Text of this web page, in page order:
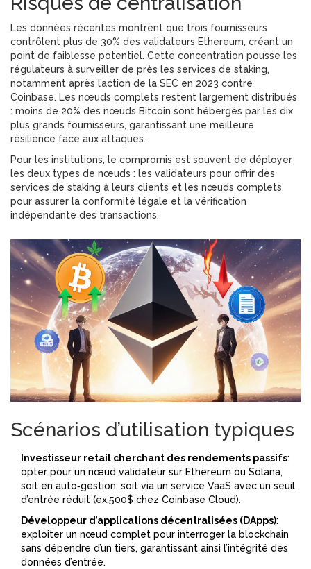
Les données récentes montrent que trois fournisseurs
contrôlent plus de 30% des validateurs Ethereum, créant un
point de faiblesse potentiel. Cette concentration pousse les
régulateurs à surveiller de près les services de staking,
notamment après l’action de la SEC en 2023 contre
Coinbase. Les nœuds complets restent largement distribués
: moins de 20% des nœuds Bitcoin sont hébergés par les dix
plus grands fournisseurs, garantissant une meilleure
résilience face aux attaques.
Pour les institutions, le compromis est souvent de déployer
les deux types de nœuds : les validateurs pour offrir des
services de staking à leurs clients et les nœuds complets
pour assurer la conformité légale et la vérification
indépendante des transactions.
Scénarios d’utilisation typiques
Investisseur retail cherchant des rendements passifs:
opter pour un nœud validateur sur Ethereum ou Solana,
soit en auto‑gestion, soit via un service VaaS avec un seuil
d’entrée réduit (ex.500$ chez Coinbase Cloud).
Développeur d’applications décentralisées (DApps):
exploiter un nœud complet pour interroger la blockchain
sans dépendre d’un tiers, garantissant ainsi l’intégrité des
données d’entrée.